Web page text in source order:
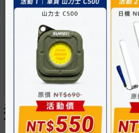
適用燈具